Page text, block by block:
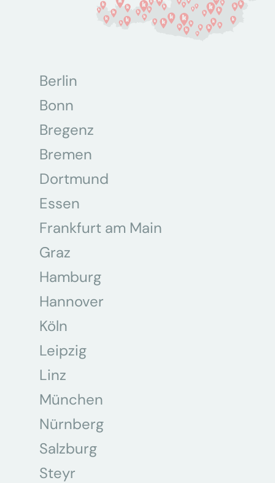
Berlin
Bonn
Bregenz
Bremen
Dortmund
Essen
Frankfurt am Main
Graz
Hamburg
Hannover
Köln
Leipzig
Linz
München
Nürnberg
Salzburg
Steyr